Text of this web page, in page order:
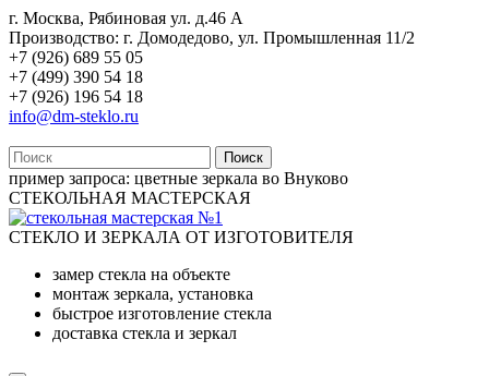
г. Москва, Рябиновая ул. д.46 А
Производство: г. Домодедово, ул. Промышленная 11/2
+7 (926) 689 55 05
+7 (499) 390 54 18
+7 (926) 196 54 18
info@dm-steklo.ru
Поиск
пример запроса: цветные зеркала во Внуково
СТЕКОЛЬНАЯ МАСТЕРСКАЯ
СТЕКЛО И ЗЕРКАЛА ОТ ИЗГОТОВИТЕЛЯ
замер стекла на объекте
монтаж зеркала, установка
быстрое изготовление стекла
доставка стекла и зеркал